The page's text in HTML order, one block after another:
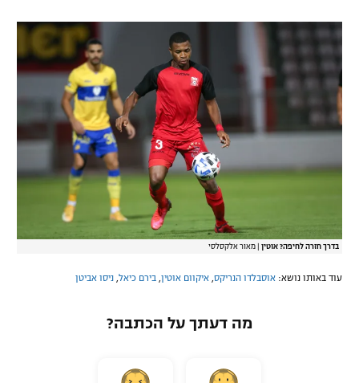
בדרך חזרה לחיפה? אוטין מאור אלקסלסי
עוד באותו נושא: אוסבלדו הנריקס איקוום אוטין בירם כיאל ניסו אביטן
מה דעתך על הכתבה?